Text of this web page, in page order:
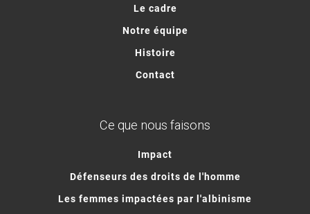
Le cadre
Notre équipe
Histoire
Contact
Ce que nous faisons
Impact
Défenseurs des droits de l'homme
Les femmes impactées par l'albinisme